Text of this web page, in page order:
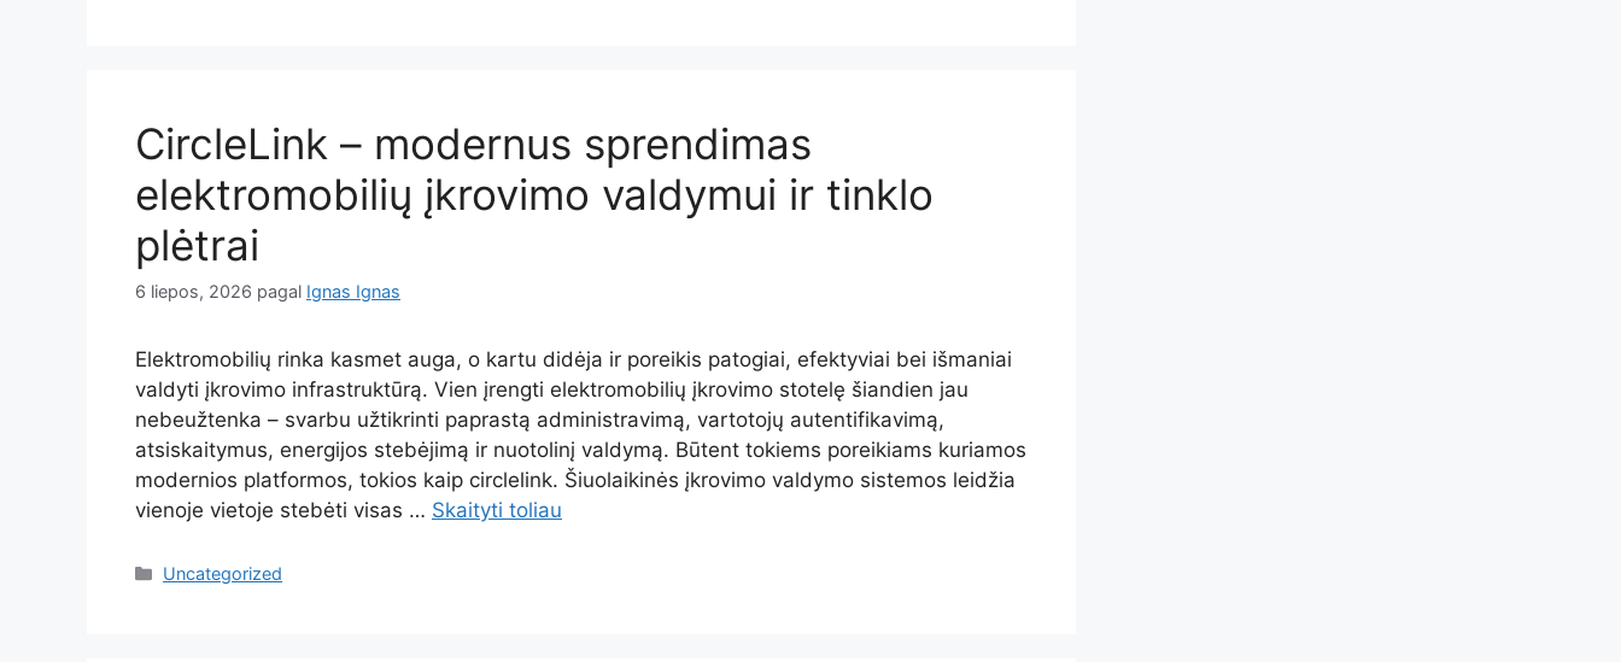
CircleLink – modernus sprendimas
elektromobilių įkrovimo valdymui ir tinklo
plėtrai
6 liepos, 2026 pagal Ignas Ignas
Elektromobilių rinka kasmet auga, o kartu didėja ir poreikis patogiai, efektyviai bei išmaniai
valdyti įkrovimo infrastruktūrą. Vien įrengti elektromobilių įkrovimo stotelę šiandien jau
nebeužtenka – svarbu užtikrinti paprastą administravimą, vartotojų autentifikavimą,
atsiskaitymus, energijos stebėjimą ir nuotolinį valdymą. Būtent tokiems poreikiams kuriamos
modernios platformos, tokios kaip circlelink. Šiuolaikinės įkrovimo valdymo sistemos leidžia
vienoje vietoje stebėti visas … Skaityti toliau
Kategorijos
Uncategorized